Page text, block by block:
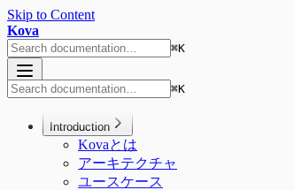
Skip to Content
Kova
⌘K
⌘K
Introduction
Kovaとは
アーキテクチャ
ユースケース